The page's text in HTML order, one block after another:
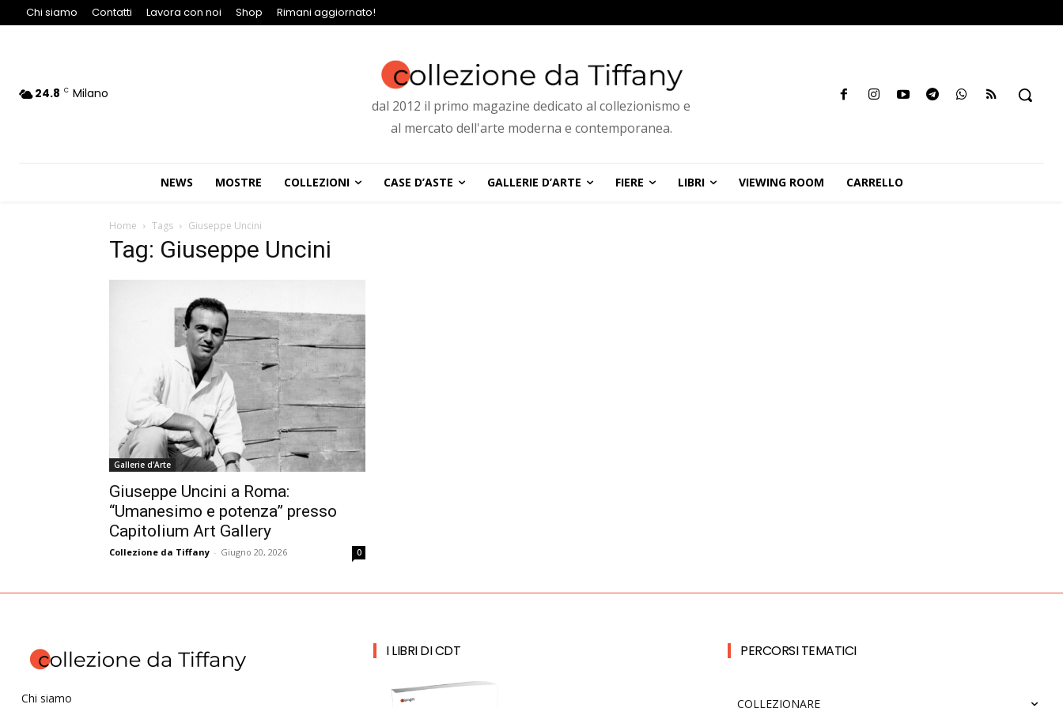
Chi siamo Contatti Lavora con noi Shop Rimani aggiornato!
24.8 C Milano
dal 2012 il primo magazine dedicato al collezionismo e
al mercato dell'arte moderna e contemporanea.
NEWS MOSTRE COLLEZIONI CASE D’ASTE GALLERIE D’ARTE FIERE LIBRI VIEWING ROOM CARRELLO
Home Tags Giuseppe Uncini
Tag: Giuseppe Uncini
Gallerie d'Arte
Giuseppe Uncini a Roma:
“Umanesimo e potenza” presso
Capitolium Art Gallery
Collezione da Tiffany - Giugno 20, 2026 0
Chi siamo
I LIBRI DI CDT PERCORSI TEMATICI
COLLEZIONARE